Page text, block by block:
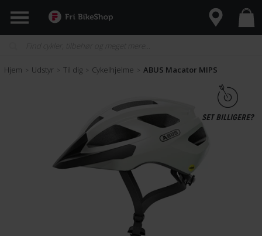
Hjem > Udstyr > Til dig > Cykelhjelme > ABUS Macator MIPS
SET BILLIGERE?